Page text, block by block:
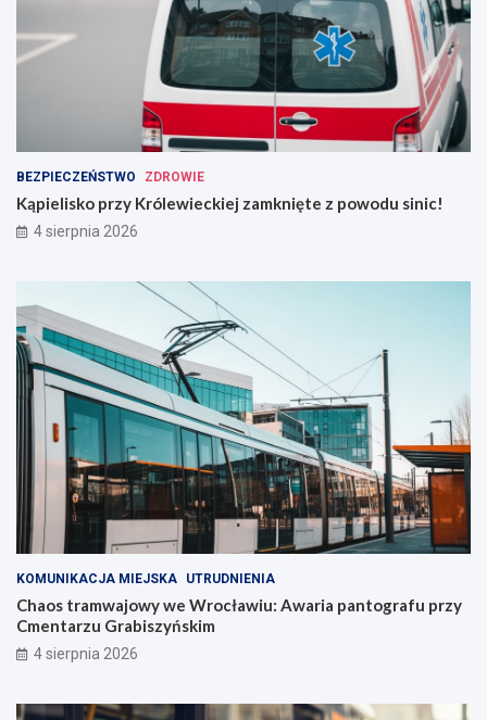
BEZPIECZEŃSTWO ZDROWIE
Kąpielisko przy Królewieckiej zamknięte z powodu sinic!
4 sierpnia 2026
KOMUNIKACJA MIEJSKA UTRUDNIENIA
Chaos tramwajowy we Wrocławiu: Awaria pantografu przy
Cmentarzu Grabiszyńskim
4 sierpnia 2026